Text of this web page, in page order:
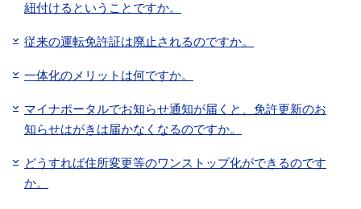
紐付けるということですか。
従来の運転免許証は廃止されるのですか。
一体化のメリットは何ですか。
マイナポータルでお知らせ通知が届くと、免許更新のお
知らせはがきは届かなくなるのですか。
どうすれば住所変更等のワンストップ化ができるのです
か。